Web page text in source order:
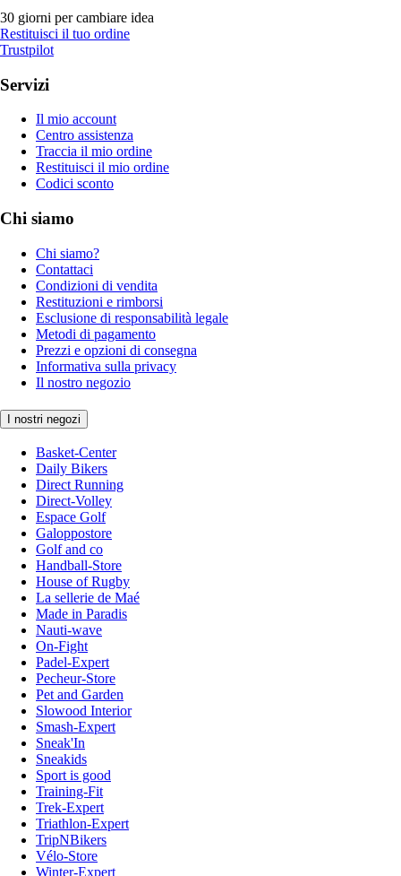
30 giorni per cambiare idea
Restituisci il tuo ordine
Trustpilot
Servizi
Il mio account
Centro assistenza
Traccia il mio ordine
Restituisci il mio ordine
Codici sconto
Chi siamo
Chi siamo?
Contattaci
Condizioni di vendita
Restituzioni e rimborsi
Esclusione di responsabilità legale
Metodi di pagamento
Prezzi e opzioni di consegna
Informativa sulla privacy
Il nostro negozio
I nostri negozi
Basket-Center
Daily Bikers
Direct Running
Direct-Volley
Espace Golf
Galoppostore
Golf and co
Handball-Store
House of Rugby
La sellerie de Maé
Made in Paradis
Nauti-wave
On-Fight
Padel-Expert
Pecheur-Store
Pet and Garden
Slowood Interior
Smash-Expert
Sneak'In
Sneakids
Sport is good
Training-Fit
Trek-Expert
Triathlon-Expert
TripNBikers
Vélo-Store
Winter-Expert